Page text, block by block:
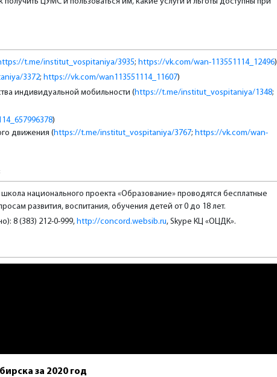
t.me/institut_vospitaniya/3935; https://vk.com/wan-113551114_12496)
3372; https://vk.com/wan113551114_11607)
индивидуальной мобильности (https://t.me/institut_vospitaniya/1348;
)
движения (https://t.me/institut_vospitaniya/3767; https://vk.com/wan-
национального проекта «Образование» проводятся бесплатные
развития, воспитания, обучения детей от 0 до 18 лет.
8 (383) 212-0-999, http://concord.websib.ru, Skype КЦ «ОЦДК».
за 2020 год